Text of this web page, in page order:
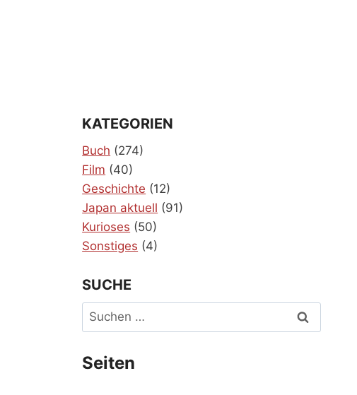
KATEGORIEN
Buch (274)
Film (40)
Geschichte (12)
Japan aktuell (91)
Kurioses (50)
Sonstiges (4)
SUCHE
Suchen
nach:
Seiten